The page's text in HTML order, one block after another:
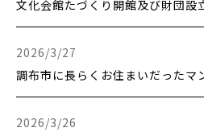
更新日時：
2026/3/27
更新日時：
2026/3/26